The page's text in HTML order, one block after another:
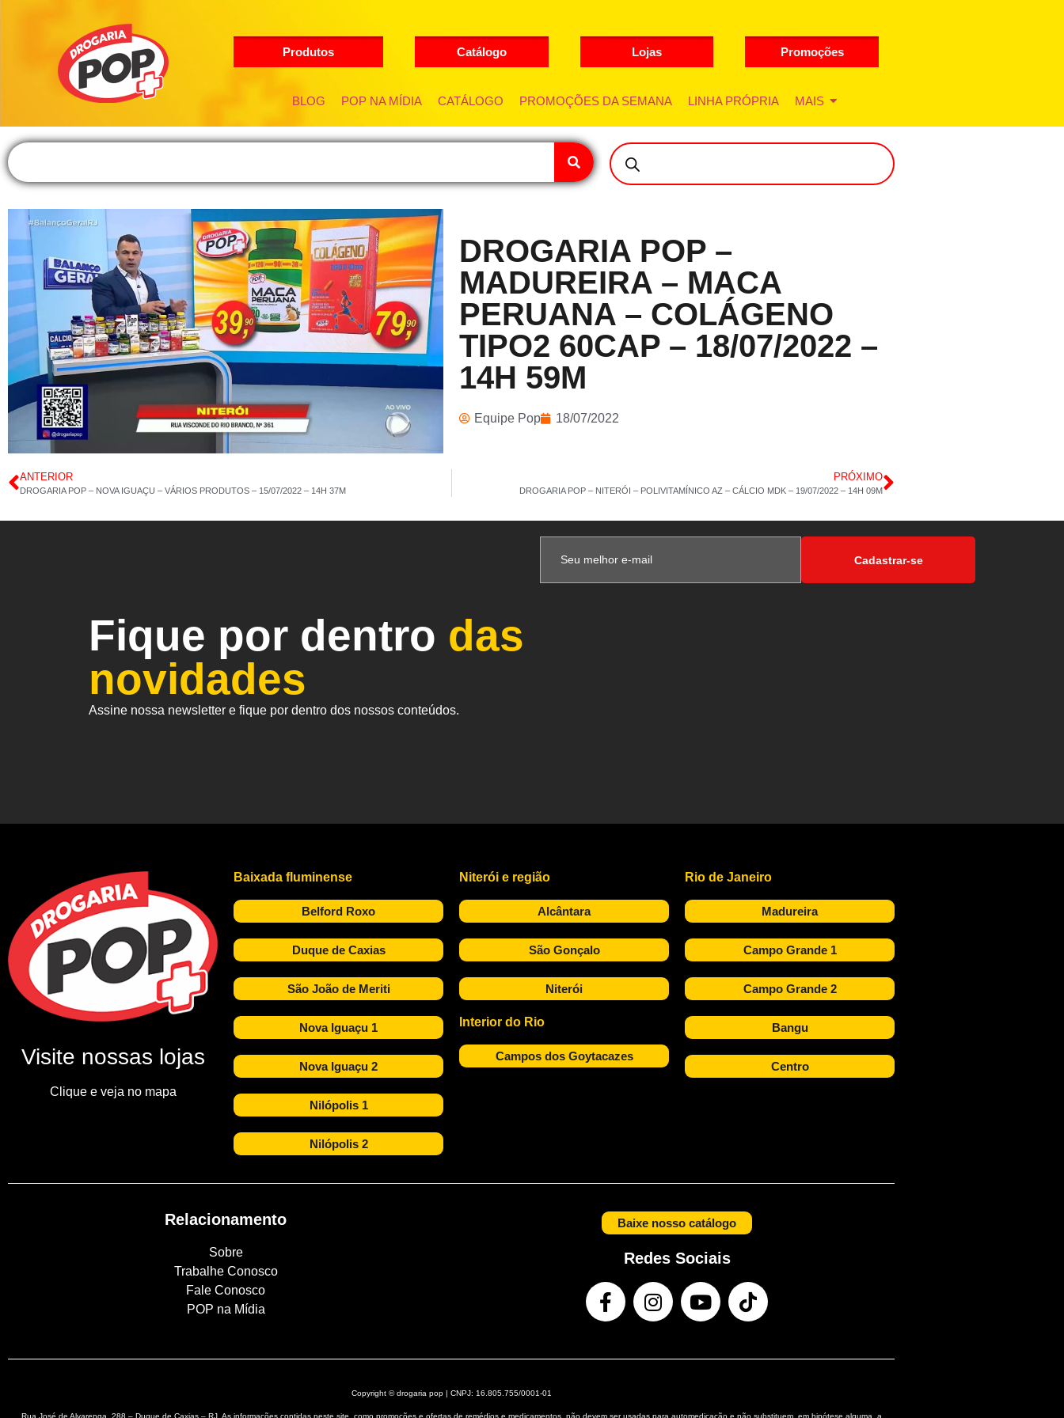
Produtos Catálogo Lojas Promoções
BLOG POP NA MÍDIA CATÁLOGO PROMOÇÕES DA SEMANA LINHA PRÓPRIA MAIS
DROGARIA POP –
MADUREIRA – MACA
PERUANA – COLÁGENO
TIPO2 60CAP – 18/07/2022 –
14H 59M
Equipe Pop 18/07/2022
ANTERIOR
DROGARIA POP – NOVA IGUAÇU – VÁRIOS PRODUTOS – 15/07/2022 – 14H 37M
PRÓXIMO
DROGARIA POP – NITERÓI – POLIVITAMÍNICO AZ – CÁLCIO MDK – 19/07/2022 – 14H 09M
Fique por dentro das
novidades
Assine nossa newsletter e fique por dentro dos nossos conteúdos.
Cadastrar-se
Visite nossas lojas
Clique e veja no mapa
Baixada fluminense
Belford Roxo
Duque de Caxias
São João de Meriti
Nova Iguaçu 1
Nova Iguaçu 2
Nilópolis 1
Nilópolis 2
Niterói e região
Alcântara
São Gonçalo
Niterói
Interior do Rio
Campos dos Goytacazes
Rio de Janeiro
Madureira
Campo Grande 1
Campo Grande 2
Bangu
Centro
Relacionamento
Sobre
Trabalhe Conosco
Fale Conosco
POP na Mídia
Baixe nosso catálogo
Redes Sociais
Copyright © drogaria pop | CNPJ: 16.805.755/0001-01
Rua José de Alvarenga, 288 – Duque de Caxias – RJ. As informações contidas neste site, como promoções e ofertas de remédios e medicamentos, não devem ser usadas para automedicação e não substituem, em hipótese alguma, a